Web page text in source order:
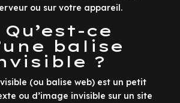
ou sur votre appareil.
Qu’est-ce
balise
?
(ou balise web) est un petit
ou d’image invisible sur un site